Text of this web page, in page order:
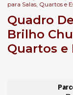
para Salas, Quartos e
Quadro
Brilho
Quartos e